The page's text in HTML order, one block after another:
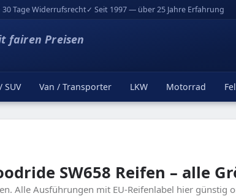
30 Tage Widerrufsrecht✓ Seit 1997 — über 25 Jahre Erfahrung
fairen Preisen
SUV Van / Transporter LKW Motorrad
SW658 Reifen – alle
Alle Ausführungen mit EU-Reifenlabel hier